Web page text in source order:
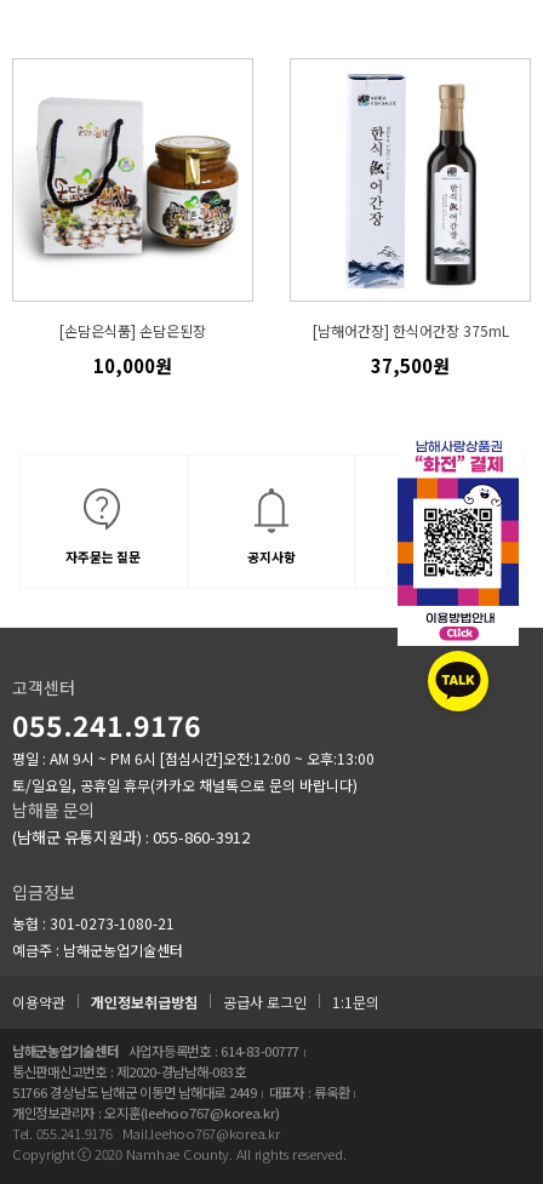
[손담은식품] 손담은된장
10,000원
[남해어간장] 한식어간장 375mL
37,500원
자주묻는 질문 공지사항 1:1문의
고객센터
055.241.9176
평일 : AM 9시 ~ PM 6시 [점심시간]오전:12:00 ~ 오후:13:00
토/일요일, 공휴일 휴무(카카오 채널톡으로 문의 바랍니다)
남해몰 문의
(남해군 유통지원과) : 055-860-3912
입금정보
농협 : 301-0273-1080-21
예금주 : 남해군농업기술센터
이용약관 개인정보취급방침 공급사 로그인 1:1문의
남해군농업기술센터 사업자등록번호 : 614-83-00777
통신판매신고번호 : 제2020-경남남해-083호
51766 경상남도 남해군 이동면 남해대로 2449
대표자 : 류욱환
개인정보관리자 : 오지훈(leehoo767@korea.kr)
Tel. 055.241.9176 Mail.leehoo767@korea.kr
Copyright ⓒ 2020 Namhae County. All rights reserved.